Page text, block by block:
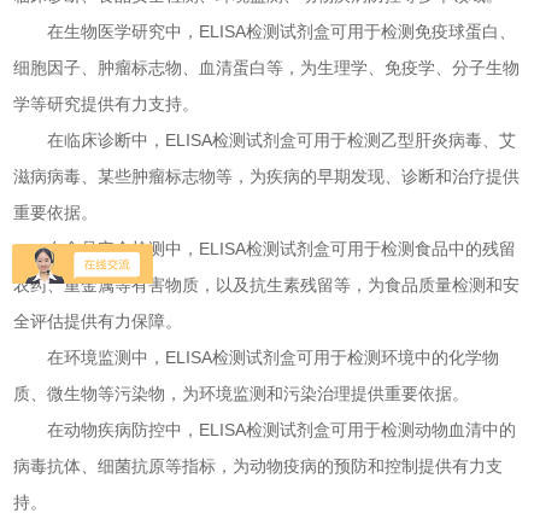
在生物医学研究中，ELISA检测试剂盒可用于检测免疫球蛋白、
细胞因子、肿瘤标志物、血清蛋白等，为生理学、免疫学、分子生物
学等研究提供有力支持。
在临床诊断中，ELISA检测试剂盒可用于检测乙型肝炎病毒、艾
滋病病毒、某些肿瘤标志物等，为疾病的早期发现、诊断和治疗提供
重要依据。
在食品安全检测中，ELISA检测试剂盒可用于检测食品中的残留
农药、重金属等有害物质，以及抗生素残留等，为食品质量检测和安
全评估提供有力保障。
在环境监测中，ELISA检测试剂盒可用于检测环境中的化学物
质、微生物等污染物，为环境监测和污染治理提供重要依据。
在动物疾病防控中，ELISA检测试剂盒可用于检测动物血清中的
病毒抗体、细菌抗原等指标，为动物疫病的预防和控制提供有力支
持。